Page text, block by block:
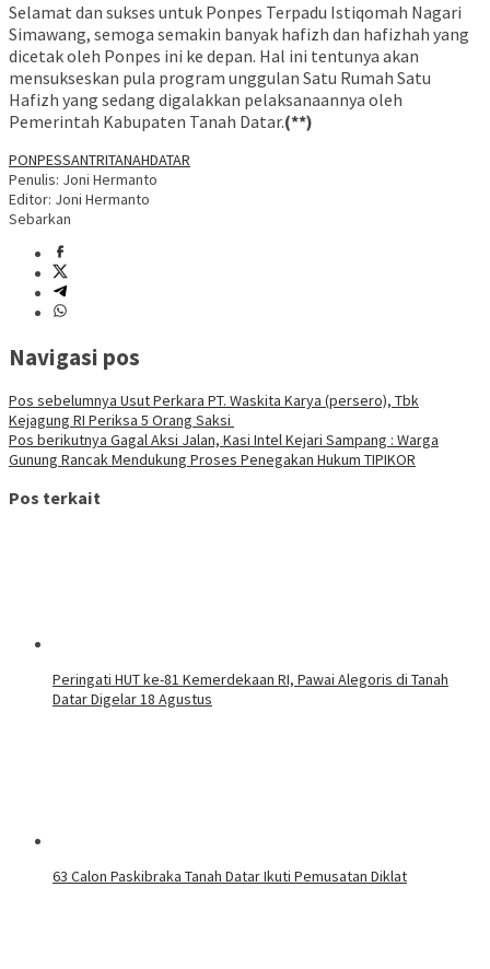
Selamat dan sukses untuk Ponpes Terpadu Istiqomah Nagari
Simawang, semoga semakin banyak hafizh dan hafizhah yang
dicetak oleh Ponpes ini ke depan. Hal ini tentunya akan
mensukseskan pula program unggulan Satu Rumah Satu
Hafizh yang sedang digalakkan pelaksanaannya oleh
Pemerintah Kabupaten Tanah Datar.(**)
PONPESSANTRITANAHDATAR
Penulis: Joni Hermanto
Editor: Joni Hermanto
Sebarkan
Navigasi pos
Pos sebelumnya Usut Perkara PT. Waskita Karya (persero), Tbk
Kejagung RI Periksa 5 Orang Saksi
Pos berikutnya Gagal Aksi Jalan, Kasi Intel Kejari Sampang : Warga
Gunung Rancak Mendukung Proses Penegakan Hukum TIPIKOR
Pos terkait
Peringati HUT ke-81 Kemerdekaan RI, Pawai Alegoris di Tanah
Datar Digelar 18 Agustus
63 Calon Paskibraka Tanah Datar Ikuti Pemusatan Diklat